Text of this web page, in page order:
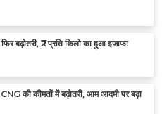
बढ़ोतरी, ₹2 प्रति किलो का हुआ इजाफा
की कीमतों में बढ़ोतरी, आम आदमी पर बढ़ा